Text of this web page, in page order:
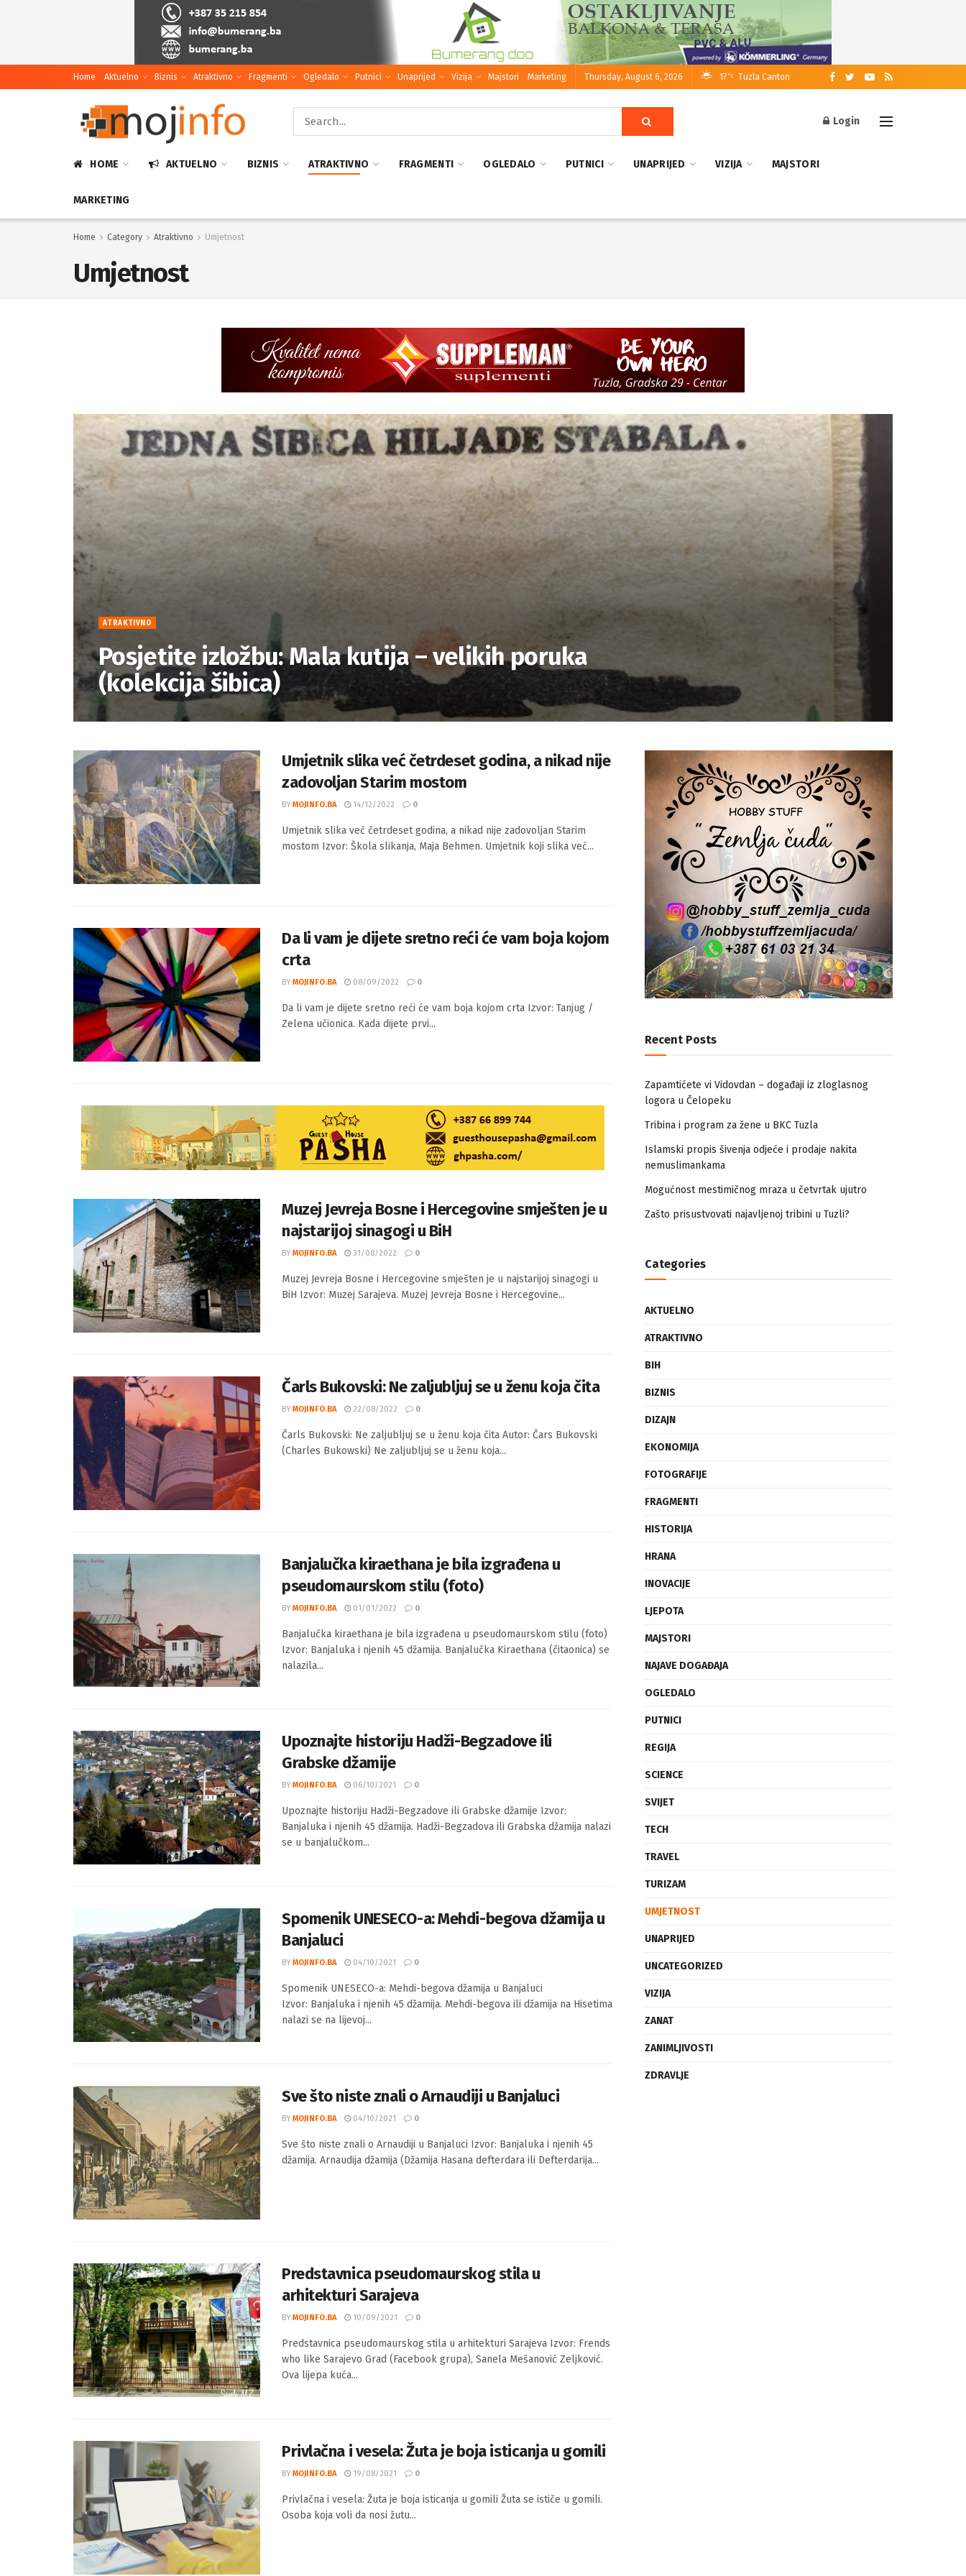
Home Aktuelno Biznis Atraktivno Fragmenti Ogledalo Putnici Unaprijed Vizija Majstori Marketing Thursday, August 6, 2026 17 °C Tuzla Canton
Login
HOME AKTUELNO BIZNIS ATRAKTIVNO FRAGMENTI OGLEDALO PUTNICI UNAPRIJED VIZIJA MAJSTORI
MARKETING
Home Category Atraktivno Umjetnost
Umjetnost
ATRAKTIVNO
Posjetite izložbu: Mala kutija – velikih poruka
(kolekcija šibica)
Umjetnik slika već četrdeset godina, a nikad nije
zadovoljan Starim mostom
BY MOJINFO.BA 14/12/2022 0
Umjetnik slika već četrdeset godina, a nikad nije zadovoljan Starim
mostom Izvor: Škola slikanja, Maja Behmen. Umjetnik koji slika već...
Da li vam je dijete sretno reći će vam boja kojom
crta
BY MOJINFO.BA 08/09/2022 0
Da li vam je dijete sretno reći će vam boja kojom crta Izvor: Tanjug /
Zelena učionica. Kada dijete prvi...
Muzej Jevreja Bosne i Hercegovine smješten je u
najstarijoj sinagogi u BiH
BY MOJINFO.BA 31/08/2022 0
Muzej Jevreja Bosne i Hercegovine smješten je u najstarijoj sinagogi u
BiH Izvor: Muzej Sarajeva. Muzej Jevreja Bosne i Hercegovine...
Čarls Bukovski: Ne zaljubljuj se u ženu koja čita
BY MOJINFO.BA 22/08/2022 0
Čarls Bukovski: Ne zaljubljuj se u ženu koja čita Autor: Čars Bukovski
(Charles Bukowski) Ne zaljubljuj se u ženu koja...
Banjalučka kiraethana je bila izgrađena u
pseudomaurskom stilu (foto)
BY MOJINFO.BA 01/01/2022 0
Banjalučka kiraethana je bila izgrađena u pseudomaurskom stilu (foto)
Izvor: Banjaluka i njenih 45 džamija. Banjalučka Kiraethana (čitaonica) se
nalazila...
Upoznajte historiju Hadži-Begzadove ili
Grabske džamije
BY MOJINFO.BA 06/10/2021 0
Upoznajte historiju Hadži-Begzadove ili Grabske džamije Izvor:
Banjaluka i njenih 45 džamija. Hadži-Begzadova ili Grabska džamija nalazi
se u banjalučkom...
Spomenik UNESECO-a: Mehdi-begova džamija u
Banjaluci
BY MOJINFO.BA 04/10/2021 0
Spomenik UNESECO-a: Mehdi-begova džamija u Banjaluci
Izvor: Banjaluka i njenih 45 džamija. Mehdi-begova ili džamija na Hisetima
nalazi se na lijevoj...
Sve što niste znali o Arnaudiji u Banjaluci
BY MOJINFO.BA 04/10/2021 0
Sve što niste znali o Arnaudiji u Banjaluci Izvor: Banjaluka i njenih 45
džamija. Arnaudija džamija (Džamija Hasana defterdara ili Defterdarija...
Predstavnica pseudomaurskog stila u
arhitekturi Sarajeva
BY MOJINFO.BA 10/09/2021 0
Predstavnica pseudomaurskog stila u arhitekturi Sarajeva Izvor: Frends
who like Sarajevo Grad (Facebook grupa), Sanela Mešanović Zeljković.
Ova lijepa kuća...
Privlačna i vesela: Žuta je boja isticanja u gomili
BY MOJINFO.BA 19/08/2021 0
Privlačna i vesela: Žuta je boja isticanja u gomili Žuta se ističe u gomili.
Osoba koja voli da nosi žutu...
Recent Posts
Zapamtićete vi Vidovdan – događaji iz zloglasnog
logora u Čelopeku
Tribina i program za žene u BKC Tuzla
Islamski propis šivenja odjeće i prodaje nakita
nemuslimankama
Mogućnost mestimičnog mraza u četvrtak ujutro
Zašto prisustvovati najavljenoj tribini u Tuzli?
Categories
AKTUELNO
ATRAKTIVNO
BIH
BIZNIS
DIZAJN
EKONOMIJA
FOTOGRAFIJE
FRAGMENTI
HISTORIJA
HRANA
INOVACIJE
LJEPOTA
MAJSTORI
NAJAVE DOGAĐAJA
OGLEDALO
PUTNICI
REGIJA
SCIENCE
SVIJET
TECH
TRAVEL
TURIZAM
UMJETNOST
UNAPRIJED
UNCATEGORIZED
VIZIJA
ZANAT
ZANIMLJIVOSTI
ZDRAVLJE